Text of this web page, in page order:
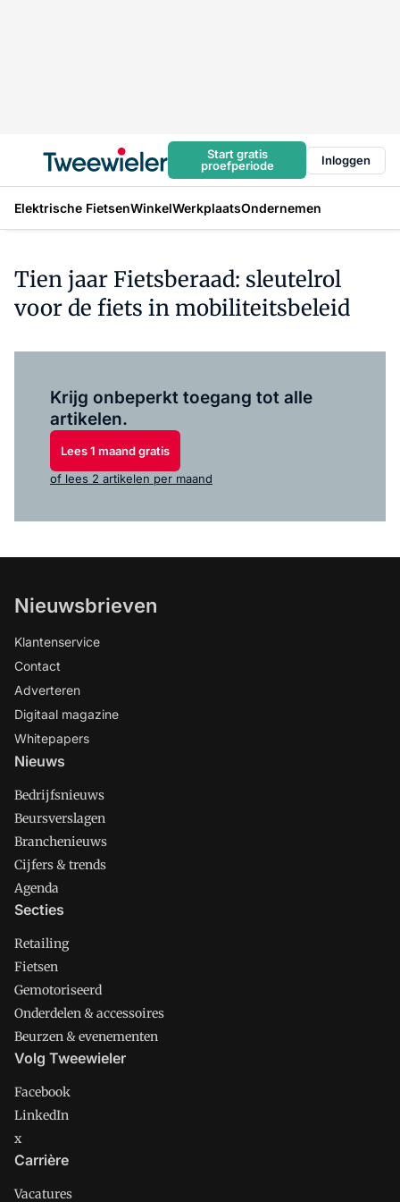
Start gratis
proefperiode
Inloggen
Elektrische FietsenWinkelWerkplaatsOndernemen
Tien jaar Fietsberaad: sleutelrol
voor de fiets in mobiliteitsbeleid
Krijg onbeperkt toegang tot alle
artikelen.
Lees 1 maand gratis
of lees 2 artikelen per maand
Nieuwsbrieven
Klantenservice
Contact
Adverteren
Digitaal magazine
Whitepapers
Nieuws
Bedrijfsnieuws
Beursverslagen
Branchenieuws
Cijfers & trends
Agenda
Secties
Retailing
Fietsen
Gemotoriseerd
Onderdelen & accessoires
Beurzen & evenementen
Volg Tweewieler
Facebook
LinkedIn
x
Carrière
Vacatures